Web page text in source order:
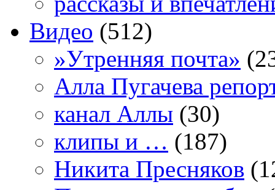
Видео (512)
»Утренняя почта»
Алла Пугачева
канал Аллы (30)
клипы и … (187)
Никита Пресняков